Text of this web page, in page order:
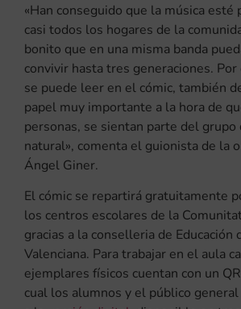
«Han conseguido que la música esté
casi todos los hogares de la
bonito que en una misma banda
convivir hasta tres generaciones.
se puede leer en el cómic, también
papel muy importante a la hora de
personas, se sientan parte del grupo
natural», comenta el guionista de la
Ángel Giner.
El cómic se repartirá gratuitamente
los centros escolares de la
gracias a la conselleria de
Valenciana. Para trabajar en el aula
ejemplares físicos cuentan con un
cual los alumnos y el público